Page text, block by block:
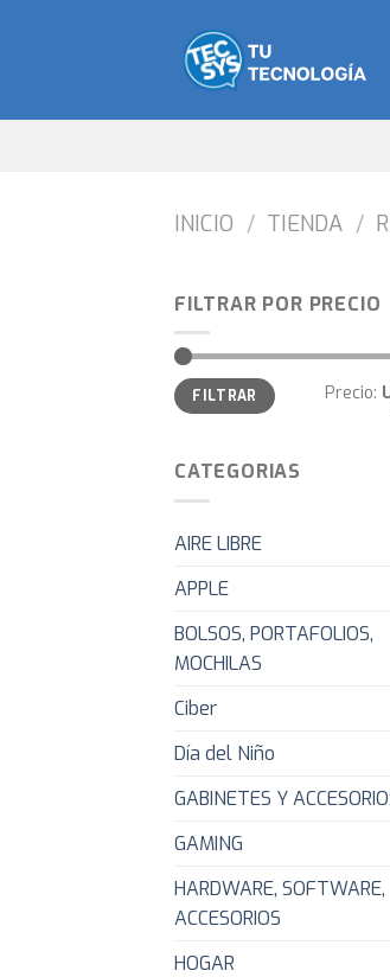
INICIO / TIENDA /
FILTRAR POR PRECIO
Precio
mínimo
Precio
máximo
FILTRAR Precio:
CATEGORIAS
AIRE LIBRE
APPLE
BOLSOS, PORTAFOLIOS,
MOCHILAS
Ciber
Día del Niño
GABINETES Y
GAMING
HARDWARE, SOFTWARE,
ACCESORIOS
HOGAR